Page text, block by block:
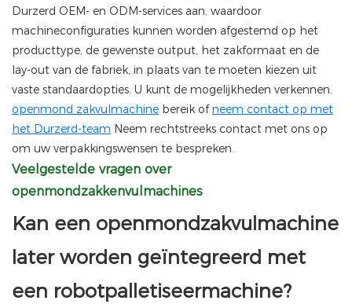
Durzerd OEM- en ODM-services aan, waardoor
machineconfiguraties kunnen worden afgestemd op het
producttype, de gewenste output, het zakformaat en de
lay-out van de fabriek, in plaats van te moeten kiezen uit
vaste standaardopties. U kunt de mogelijkheden verkennen.
openmond zakvulmachine bereik ofneem contact op met
het Durzerd-team Neem rechtstreeks contact met ons op
om uw verpakkingswensen te bespreken.
Veelgestelde vragen over
openmondzakkenvulmachines
Kan een openmondzakvulmachine
later worden geïntegreerd met
een robotpalletiseermachine?